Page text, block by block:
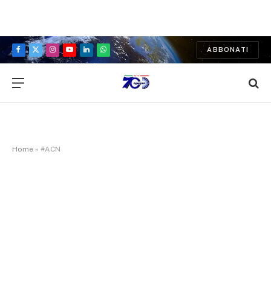
Facebook
X
Instagram
YouTubeLinkedInWhatsApp
ABBONATI
Home » #ACN